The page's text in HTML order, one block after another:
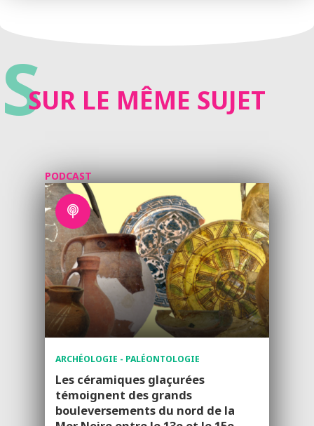
SSUR LE MÊME SUJET
PODCAST
ARCHÉOLOGIE - PALÉONTOLOGIE
Les céramiques glaçurées
témoignent des grands
bouleversements du nord de la